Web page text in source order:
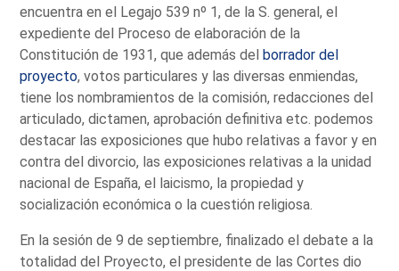
encuentra en el Legajo 539 nº 1, de la S. general, el
expediente del Proceso de elaboración de la
Constitución de 1931, que además delborrador del
proyecto, votos particulares y las diversas enmiendas,
tiene los nombramientos de la comisión, redacciones del
articulado, dictamen, aprobación definitiva etc. podemos
destacar las exposiciones que hubo relativas a favor y en
contra del divorcio, las exposiciones relativas a la unidad
nacional de España, el laicismo, la propiedad y
socialización económica o la cuestión religiosa.
En la sesión de 9 de septiembre, finalizado el debate a la
totalidad del Proyecto, el presidente de las Cortes dio